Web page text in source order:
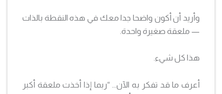
وأريد أن أكون واضحا جدا معك في هذه النقطة بالذات
— ملعقة صغيرة واحدة.
هذا كل شيء.
أعرف ما قد تفكر به الآن… “ربما إذا أخذت ملعقة أكبر